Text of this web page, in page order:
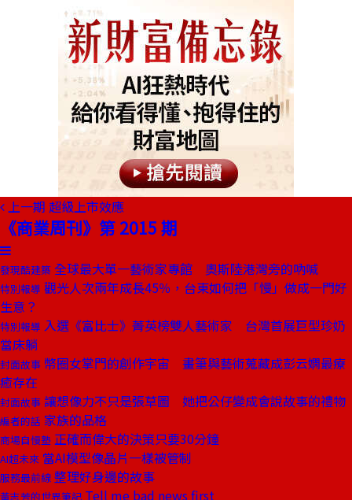
上一期 超級上市效應
《商業周刊》第 2015 期
發現酷建築 全球最大單一藝術家專館 奧斯陸港灣旁的吶喊
特別報導 觀光人次兩年成長45％，台東如何把「慢」做成一門好
生意？
特別報導 入選《富比士》菁英榜雙人藝術家 台灣首展巨型珍奶
當床躺
封面故事 幣圈女掌門的創作宇宙 畫筆與藝術蒐藏成彭云嫻最療
癒存在
封面故事 讓想像力不只是張草圖 她把公仔變成會說故事的禮物
編者的話 家族的品格
商場自慢塾 正確而偉大的決策只要30分鐘
AI超未來 當AI模型像晶片一樣被管制
服務最前線 整理好身邊的故事
黃志芳的世界筆記 Tell me bad news first